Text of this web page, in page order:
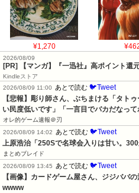
¥1,270
2026/08/09
[PR] 【マンガ】『一迅社』高ポイント還
Kindleストア
2026/08/09 11:00
あとで読む 🐦Tweet
【悲報】彫り師さん、ぶちまける「タト
い民度低いです」「一言目でバカだなって
オレ的ゲーム速報＠刃
2026/08/09 14:02
あとで読む 🐦Tweet
上原浩治「250Sで名球会入りは甘い。
まとめブレイド
2026/08/09 13:45
あとで読む 🐦Tweet
【画像】カードゲーム屋さん、ジジババ
wwww